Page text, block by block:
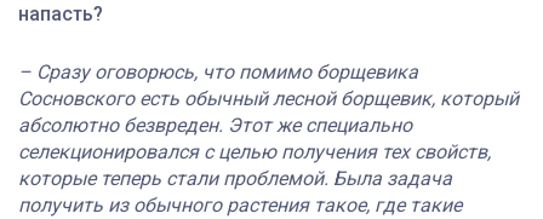
напасть?
– Сразу оговорюсь, что помимо борщевика
Сосновского есть обычный лесной борщевик, который
абсолютно безвреден. Этот же специально
селекционировался с целью получения тех свойств,
которые теперь стали проблемой. Была задача
получить из обычного растения такое, где такие